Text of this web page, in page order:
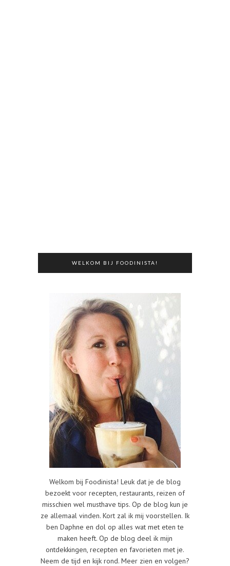
WELKOM BIJ FOODINISTA!
Welkom bij Foodinista! Leuk dat je de blog
bezoekt voor recepten, restaurants, reizen of
misschien wel musthave tips. Op de blog kun je
ze allemaal vinden. Kort zal ik mij voorstellen. Ik
ben Daphne en dol op alles wat met eten te
maken heeft. Op de blog deel ik mijn
ontdekkingen, recepten en favorieten met je.
Neem de tijd en kijk rond. Meer zien en volgen?